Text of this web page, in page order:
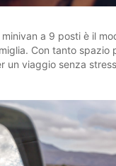
a 9 posti è il
Con tanto
un viaggio senza